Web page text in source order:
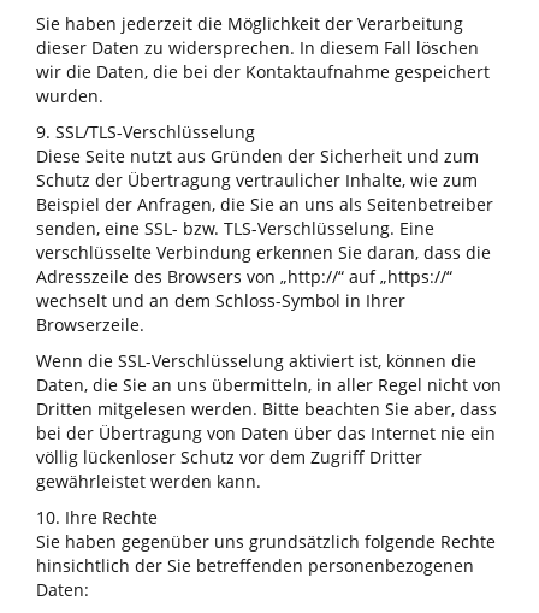
Sie haben jederzeit die Möglichkeit der Verarbeitung
dieser Daten zu widersprechen. In diesem Fall löschen
wir die Daten, die bei der Kontaktaufnahme gespeichert
wurden.
9. SSL/TLS-Verschlüsselung
Diese Seite nutzt aus Gründen der Sicherheit und zum
Schutz der Übertragung vertraulicher Inhalte, wie zum
Beispiel der Anfragen, die Sie an uns als Seitenbetreiber
senden, eine SSL- bzw. TLS-Verschlüsselung. Eine
verschlüsselte Verbindung erkennen Sie daran, dass die
Adresszeile des Browsers von „http://“ auf „https://“
wechselt und an dem Schloss-Symbol in Ihrer
Browserzeile.
Wenn die SSL-Verschlüsselung aktiviert ist, können die
Daten, die Sie an uns übermitteln, in aller Regel nicht von
Dritten mitgelesen werden. Bitte beachten Sie aber, dass
bei der Übertragung von Daten über das Internet nie ein
völlig lückenloser Schutz vor dem Zugriff Dritter
gewährleistet werden kann.
10. Ihre Rechte
Sie haben gegenüber uns grundsätzlich folgende Rechte
hinsichtlich der Sie betreffenden personenbezogenen
Daten: